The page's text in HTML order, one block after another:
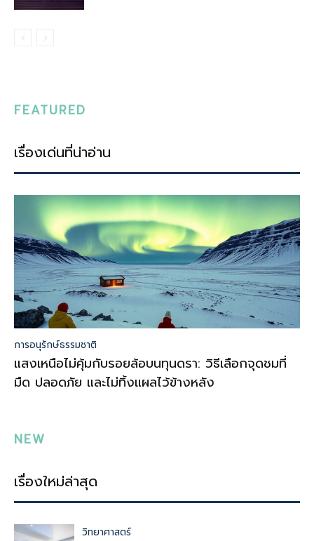
FEATURED
เรื่องเด่นที่น่าอ่าน
การอนุรักษ์ธรรมชาติ
แสงเหนือไม่คุ้มกับรอยล้อบนทุนดรา: วิธีเลือกจุดชมที่
มืด ปลอดภัย และไม่ทิ้งแผลไว้ข้างหลัง
NEW
เรื่องใหม่ล่าสุด
วิทยาศาสตร์